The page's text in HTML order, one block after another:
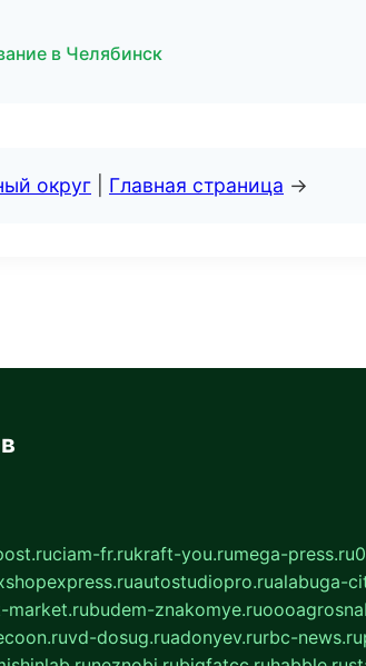
в Челябинск
округ Главная страница →
ciam-fr.rukraft-you.rumega-press.ru
autostudiopro.rualabuga-
market.rubudem-znakomye.ru
vd-dosug.ruadonyev.rurbc-news.ru